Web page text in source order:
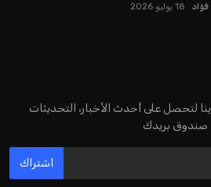
فؤاد 18 يوليو 2026
لتحصل على أحدث الأخبار، التحديثات
صندوق بريدك
اشتراك